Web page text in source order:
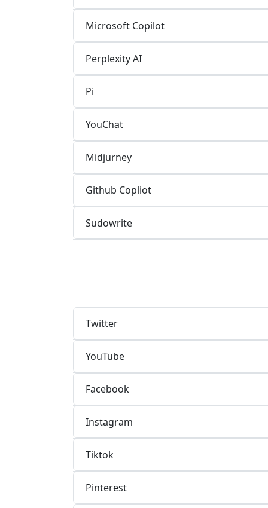
Microsoft Copilot
Perplexity AI
Pi
YouChat
Midjurney
Github Copliot
Sudowrite
Twitter
YouTube
Facebook
Instagram
Tiktok
Pinterest